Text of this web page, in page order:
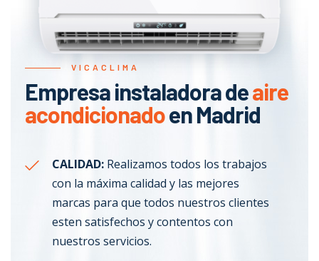
VICACLIMA
Empresa instaladora deaire
acondicionadoen Madrid
CALIDAD: Realizamos todos los trabajos
con la máxima calidad y las mejores
marcas para que todos nuestros clientes
esten satisfechos y contentos con
nuestros servicios.